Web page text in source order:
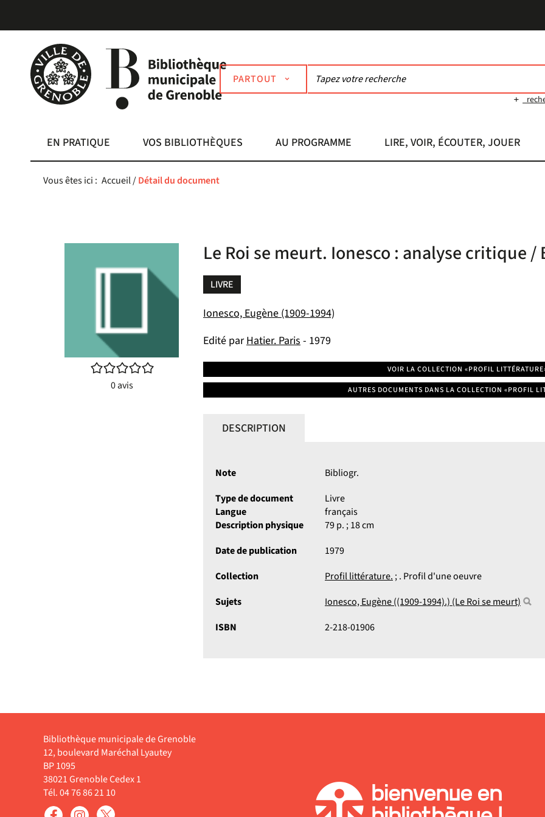
menu
contenu
la
PARTOUT
EN PRATIQUE VOS BIBLIOTHÈQUES AU PROGRAMME LIRE, VOIR, ÉCOUTER, JOUER
Vous êtes ici : Accueil/Détail du document
/5
0avis
Le Roi se meurt. Ionesco : analyse critique /
LIVRE
Ionesco, Eugène (1909-1994)
Edité parHatier. Paris- 1979
VOIR LA COLLECTION «PROFIL
AUTRES DOCUMENTS DANS LA COLLECTION «PROFIL
DESCRIPTION
Note
Bibliogr.
Type de document
Livre
Langue
français
Description physique
79 p. ; 18 cm
Date de publication
1979
Collection
Profil littérature. ; . Profil d'une oeuvre
Sujets
Ionesco, Eugène ((1909-1994).) (Le Roi se meurt)
ISBN
2-218-01906
Bibliothèque municipale de Grenoble
12, boulevard Maréchal Lyautey
BP 1095
38021 Grenoble Cedex 1
Tél. 04 76 86 21 10